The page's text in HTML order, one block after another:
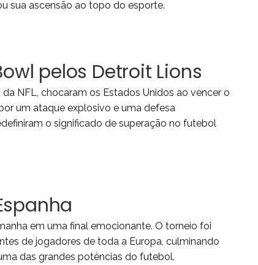
sua ascensão ao topo do esporte.
pelos Detroit Lions
NFL, chocaram os Estados Unidos ao vencer o
um ataque explosivo e uma defesa
o significado de superação no futebol
em uma final emocionante. O torneio foi
de jogadores de toda a Europa, culminando
das grandes potências do futebol.